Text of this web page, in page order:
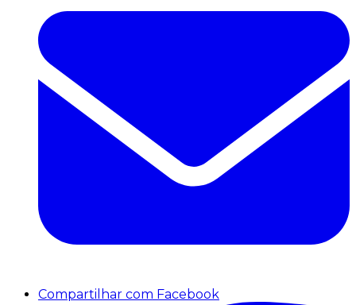
Compartilhar com Facebook